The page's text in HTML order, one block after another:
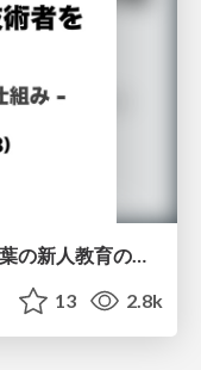
自立したRuby技術者を育てる - 万葉の新人教育の仕組み
13 2.8k